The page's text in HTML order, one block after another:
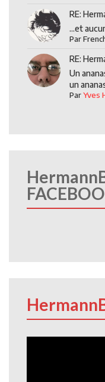
RE:
...et
Par
RE:
Un
un
ParYves